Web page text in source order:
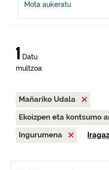
Mota aukeratu
1 Datu
multzoa
Mañariko Udala
Ekoizpen eta kontsumo
Ingurumena